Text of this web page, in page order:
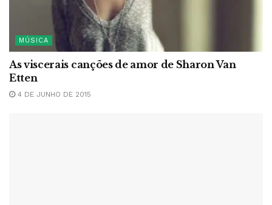
MÚSICA
As viscerais canções de amor de Sharon Van
Etten
4 DE JUNHO DE 2015